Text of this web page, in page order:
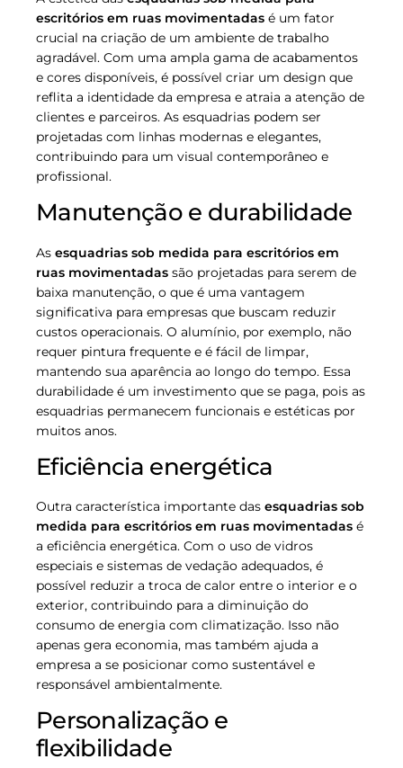
escritórios em ruas movimentadas é um fator
crucial na criação de um ambiente de trabalho
agradável. Com uma ampla gama de acabamentos
e cores disponíveis, é possível criar um design que
reflita a identidade da empresa e atraia a atenção de
clientes e parceiros. As esquadrias podem ser
projetadas com linhas modernas e elegantes,
contribuindo para um visual contemporâneo e
profissional.
Manutenção e durabilidade
As esquadrias sob medida para escritórios em
ruas movimentadas são projetadas para serem de
baixa manutenção, o que é uma vantagem
significativa para empresas que buscam reduzir
custos operacionais. O alumínio, por exemplo, não
requer pintura frequente e é fácil de limpar,
mantendo sua aparência ao longo do tempo. Essa
durabilidade é um investimento que se paga, pois as
esquadrias permanecem funcionais e estéticas por
muitos anos.
Eficiência energética
Outra característica importante das esquadrias sob
medida para escritórios em ruas movimentadas é
a eficiência energética. Com o uso de vidros
especiais e sistemas de vedação adequados, é
possível reduzir a troca de calor entre o interior e o
exterior, contribuindo para a diminuição do
consumo de energia com climatização. Isso não
apenas gera economia, mas também ajuda a
empresa a se posicionar como sustentável e
responsável ambientalmente.
Personalização e
flexibilidade